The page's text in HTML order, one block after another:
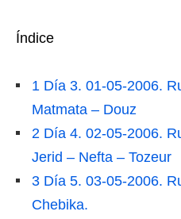
Índice
1 Día 3. 01-05-2006.
Matmata – Douz
2 Día 4. 02-05-2006.
Jerid – Nefta – Tozeur
3 Día 5. 03-05-2006.
Chebika.